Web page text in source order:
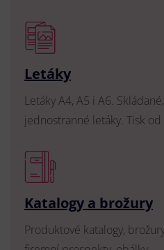
Letáky
Letáky A4, A5 i A6.
jednostranné letáky. Tisk od
Katalogy a brožury
Produktové katalogy,